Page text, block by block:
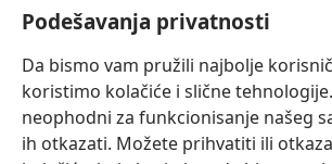
Podešavanja privatnosti
Da bismo vam pružili najbolje
koristimo kolačiće i slične
neophodni za funkcionisanje našeg
ih otkazati. Možete prihvatiti ili
Za pacijente: Uvek se konsultujte s vašim lekarom ili
zdravstvenim radnikom u vezi s vašim medicinskim
smatrate da imate zdravstvenih problema, obratite se
Korišćenje ovog veb-sajta propisano je pravilima